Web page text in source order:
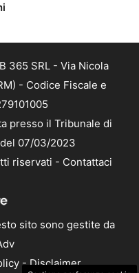
365 SRL - Via Nicola
- Codice Fiscale e
presso il Tribunale di
07/03/2023
riservati - Contattaci
sito sono gestite da
-Disclaimer